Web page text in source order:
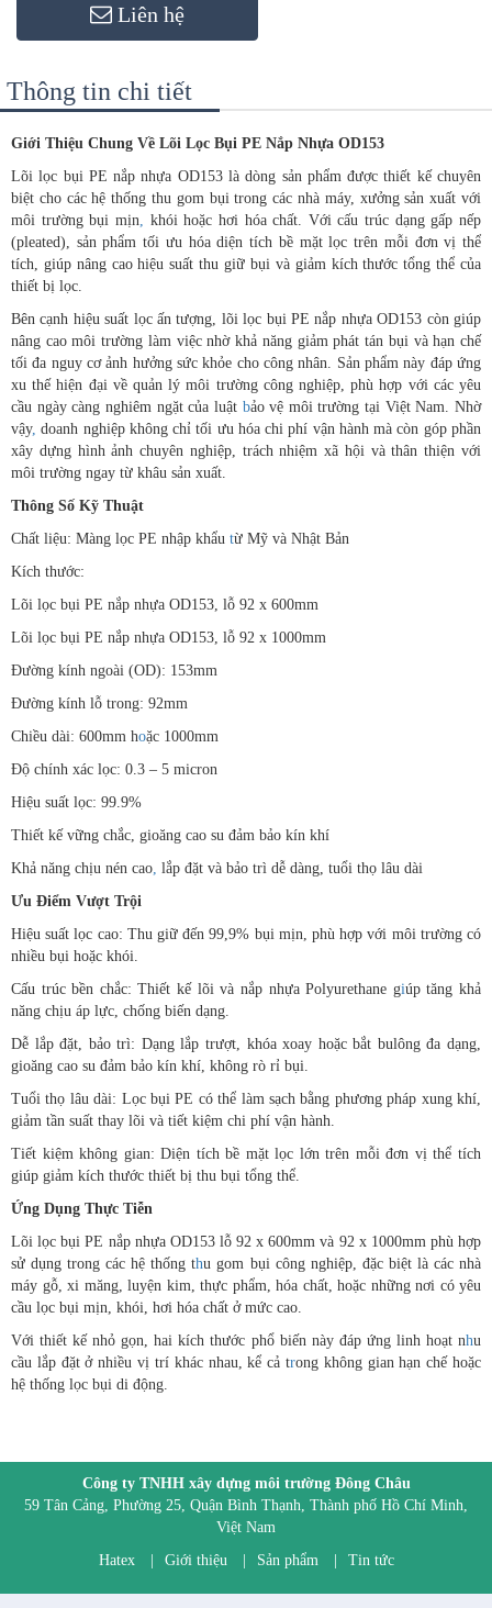
Liên hệ
Thông tin chi tiết
Giới Thiệu Chung Về Lõi Lọc Bụi PE Nắp Nhựa OD153
Lõi lọc bụi PE nắp nhựa OD153 là dòng sản phẩm được thiết kế chuyên
biệt cho các hệ thống thu gom bụi trong các nhà máy, xưởng sản xuất với
môi trường bụi mịn
khói hoặc hơi hóa chất. Với cấu trúc dạng gấp nếp
(pleated), sản phẩm tối ưu hóa diện tích bề mặt lọc trên mỗi đơn vị thể
tích, giúp nâng cao hiệu suất thu giữ bụi và giảm kích thước tổng thể của
thiết bị lọc.
Bên cạnh hiệu suất lọc ấn tượng, lõi lọc bụi PE nắp nhựa OD153 còn giúp
nâng cao môi trường làm việc nhờ khả năng giảm phát tán bụi và hạn chế
tối đa nguy cơ ảnh hưởng sức khỏe cho công nhân. Sản phẩm này đáp ứng
xu thế hiện đại về quản lý môi trường công nghiệp, phù hợp với các yêu
cầu ngày càng nghiêm ngặt của luật bảo vệ môi trường tại Việt Nam. Nhờ
vậy, doanh nghiệp không chỉ tối ưu hóa chi phí vận hành mà còn góp phần
xây dựng hình ảnh chuyên nghiệp, trách nhiệm xã hội và thân thiện với
môi trường ngay từ khâu sản xuất.
Thông Số Kỹ Thuật
Chất liệu: Màng lọc PE nhập khẩu từ Mỹ và Nhật Bản
Kích thước:
Lõi lọc bụi PE nắp nhựa OD153, lỗ 92 x 600mm
Lõi lọc bụi PE nắp nhựa OD153, lỗ 92 x 1000mm
Đường kính ngoài (OD): 153mm
Đường kính lỗ trong: 92mm
Chiều dài: 600mm hoặc 1000mm
Độ chính xác lọc: 0.3 – 5 micron
Hiệu suất lọc: 99.9%
Thiết kế vững chắc, gioăng cao su đảm bảo kín khí
Khả năng chịu nén cao lắp đặt và bảo trì dễ dàng, tuổi thọ lâu dài
Ưu Điểm Vượt Trội
Hiệu suất lọc cao: Thu giữ đến 99,9% bụi mịn, phù hợp với môi trường có
nhiều bụi hoặc khói.
Cấu trúc bền chắc: Thiết kế lõi và nắp nhựa Polyurethane giúp tăng khả
năng chịu áp lực, chống biến dạng.
Dễ lắp đặt, bảo trì: Dạng lắp trượt, khóa xoay hoặc bắt bulông đa dạng,
gioăng cao su đảm bảo kín khí, không rò rỉ bụi.
Tuổi thọ lâu dài: Lọc bụi PE có thể làm sạch bằng phương pháp xung khí,
giảm tần suất thay lõi và tiết kiệm chi phí vận hành.
Tiết kiệm không gian: Diện tích bề mặt lọc lớn trên mỗi đơn vị thể tích
giúp giảm kích thước thiết bị thu bụi tổng thể.
Ứng Dụng Thực Tiễn
Lõi lọc bụi PE nắp nhựa OD153 lỗ 92 x 600mm và 92 x 1000mm phù hợp
sử dụng trong các hệ thống thu gom bụi công nghiệp, đặc biệt là các nhà
máy gỗ, xi măng, luyện kim, thực phẩm, hóa chất, hoặc những nơi có yêu
cầu lọc bụi mịn, khói, hơi hóa chất ở mức cao.
Với thiết kế nhỏ gọn, hai kích thước phổ biến này đáp ứng linh hoạt nhu
cầu lắp đặt ở nhiều vị trí khác nhau, kể cả trong không gian hạn chế hoặc
hệ thống lọc bụi di động.
Công ty TNHH xây dựng môi trường Đông Châu
59 Tân Cảng, Phường 25, Quận Bình Thạnh, Thành phố Hồ Chí Minh,
Việt Nam
Hatex
| Giới thiệu | Sản phẩm | Tin tức